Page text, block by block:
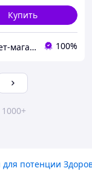
Купить
интернет-магазин ''AVS" 100%
потенции